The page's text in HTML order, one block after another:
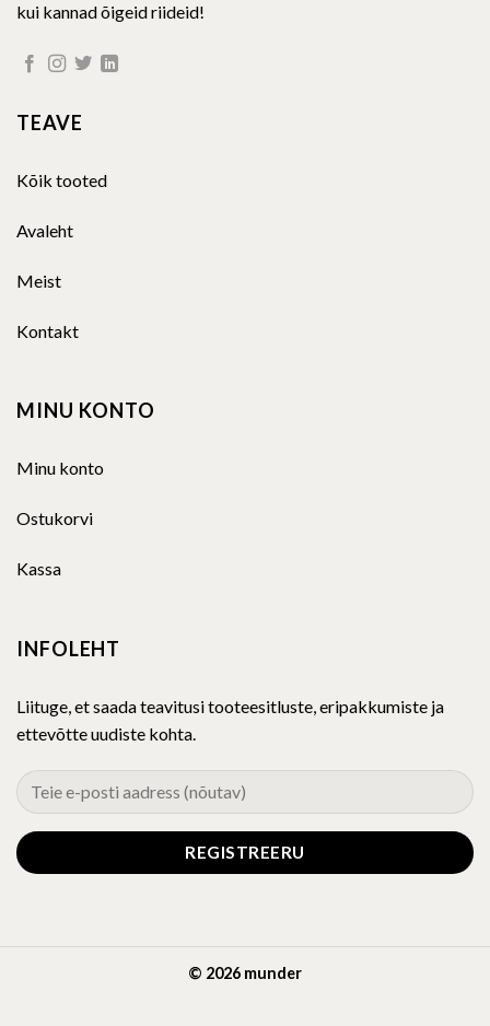
kui kannad õigeid riideid!
TEAVE
Kõik tooted
Avaleht
Meist
Kontakt
MINU KONTO
Minu konto
Ostukorvi
Kassa
INFOLEHT
Liituge, et saada teavitusi tooteesitluste, eripakkumiste ja
ettevõtte uudiste kohta.
© 2026 munder